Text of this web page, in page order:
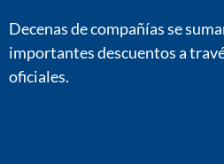
Decenas de compañías se
importantes descuentos a
oficiales.